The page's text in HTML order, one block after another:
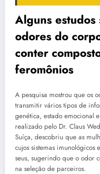
Alguns
odores do
conter
feromônios
A pesquisa mostrou que os
transmitir vários tipos de
genética, estado emocional
realizado pelo Dr. Claus
Suíça, descobriu que as
cujos sistemas imunológicos
seus, sugerindo que o odor
na seleção de parceiros.